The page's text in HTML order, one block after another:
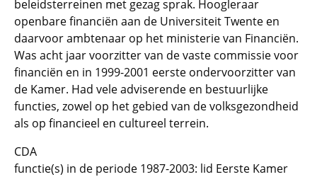
beleidsterreinen met gezag sprak. Hoogleraar
openbare financiën aan de Universiteit Twente en
daarvoor ambtenaar op het ministerie van Financiën.
Was acht jaar voorzitter van de vaste commissie voor
financiën en in 1999-2001 eerste ondervoorzitter van
de Kamer. Had vele adviserende en bestuurlijke
functies, zowel op het gebied van de volksgezondheid
als op financieel en cultureel terrein.
CDA
functie(s) in de periode 1987-2003: lid Eerste Kamer